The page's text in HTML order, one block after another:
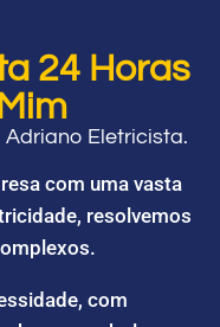
24 Horas
Eletricista.
com uma vasta
resolvemos
com